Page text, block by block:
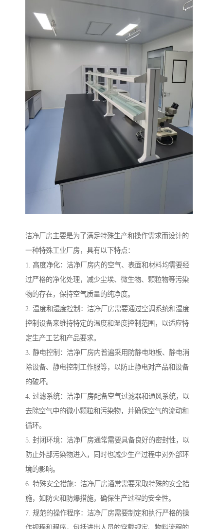
洁净厂房主要是为了满足特殊生产和操作需求而设计的
一种特殊工业厂房，具有以下特点：
1. 高度净化：洁净厂房内的空气、表面和材料均需要经
过严格的净化处理，减少尘埃、微生物、颗粒物等污染
物的存在，保持空气质量的纯净度。
2. 温度和湿度控制：洁净厂房需要通过空调系统和湿度
控制设备来维持特定的温度和湿度控制范围，以适应特
定生产工艺和产品要求。
3. 静电控制：洁净厂房内普遍采用防静电地板、静电消
除设备、静电控制工作服等，以防止静电对产品和设备
的破坏。
4. 过滤系统：洁净厂房配备空气过滤器和通风系统，以
去除空气中的微小颗粒和污染物，并确保空气的流动和
循环。
5. 封闭环境：洁净厂房通常需要具备良好的密封性，以
防止外部污染物进入，同时也减少生产过程中对外部环
境的影响。
6. 特殊安全措施：洁净厂房通常需要采取特殊的安全措
施，如防火和防爆措施，确保生产过程的安全性。
7. 规范的操作程序：洁净厂房需要制定和执行严格的操
作规程和程序，包括进出人员的穿戴规定、物料流程的